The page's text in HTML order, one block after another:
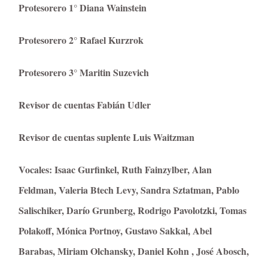
Protesorero 1° Diana Wainstein
Protesorero 2° Rafael Kurzrok
Protesorero 3° Maritin Suzevich
Revisor de cuentas Fabián Udler
Revisor de cuentas suplente Luis Waitzman
Vocales: Isaac Gurfinkel, Ruth Fainzylber, Alan
Feldman, Valeria Btech Levy, Sandra Sztatman, Pablo
Salischiker, Darío Grunberg, Rodrigo Pavolotzki, Tomas
Polakoff, Mónica Portnoy, Gustavo Sakkal, Abel
Barabas, Miriam Olchansky, Daniel Kohn , José Abosch,